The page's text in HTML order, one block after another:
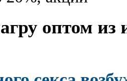
оптом из